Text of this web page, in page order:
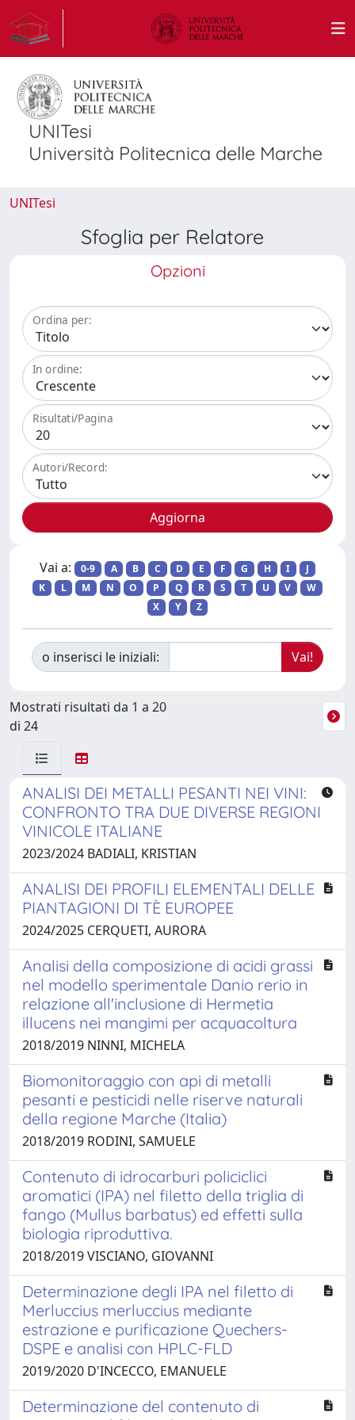
UNITesi
Università Politecnica delle Marche
UNITesi
Sfoglia per Relatore
Opzioni
Ordina per:
In ordine:
Risultati/Pagina
Autori/Record:
Vai a: 0-9 A B C D E F G H I
J
K
L M N O P Q R S T U V
W
X
Y Z
o inserisci le iniziali:
Mostrati risultati da 1 a 20
di 24
ANALISI DEI METALLI PESANTI NEI VINI:
CONFRONTO TRA DUE DIVERSE REGIONI
VINICOLE ITALIANE
2023/2024 BADIALI, KRISTIAN
ANALISI DEI PROFILI ELEMENTALI DELLE
PIANTAGIONI DI TÈ EUROPEE
2024/2025 CERQUETI, AURORA
Analisi della composizione di acidi grassi
nel modello sperimentale Danio rerio in
relazione all'inclusione di Hermetia
illucens nei mangimi per acquacoltura
2018/2019 NINNI, MICHELA
Biomonitoraggio con api di metalli
pesanti e pesticidi nelle riserve naturali
della regione Marche (Italia)
2018/2019 RODINI, SAMUELE
Contenuto di idrocarburi policiclici
aromatici (IPA) nel filetto della triglia di
fango (Mullus barbatus) ed effetti sulla
biologia riproduttiva.
2018/2019 VISCIANO, GIOVANNI
Determinazione degli IPA nel filetto di
Merluccius merluccius mediante
estrazione e purificazione Quechers-
DSPE e analisi con HPLC-FLD
2019/2020 D'INCECCO, EMANUELE
Determinazione del contenuto di